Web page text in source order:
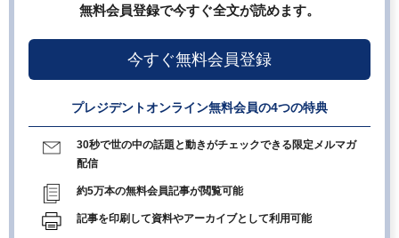
無料会員登録で今すぐ全文が読めます。
今すぐ無料会員登録
プレジデントオンライン無料会員の4つの特典
30秒で世の中の話題と動きがチェックできる限定メルマガ
配信
約5万本の無料会員記事が閲覧可能
記事を印刷して資料やアーカイブとして利用可能